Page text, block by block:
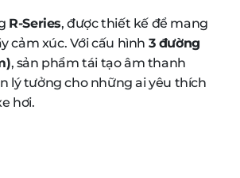
R-Series, được thiết kế để mang
cảm xúc. Với cấu hình 3 đường
, sản phẩm tái tạo âm thanh
lý tưởng cho những ai yêu thích
hơi.